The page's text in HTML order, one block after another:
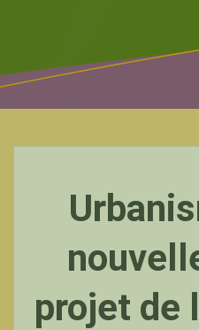
projet de